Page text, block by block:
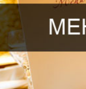
На протяжении шести
Большой ассортимент
изделий,
А также широкий